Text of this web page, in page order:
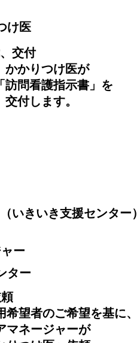
け医
交付
かかりつけ医が
「訪問看護指示書」を
​ 交付します。
いきいき支援センター）
ター
ー
望者のご希望を基に、
ネージャーが